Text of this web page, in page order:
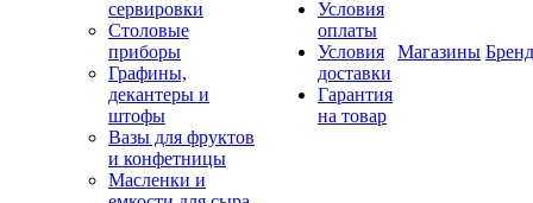
сервировки
Столовые
приборы
Графины,
декантеры и
штофы
Вазы для фруктов
и конфетницы
Масленки и
Условия
оплаты
Условия
доставки
Гарантия
на товар
Магазины